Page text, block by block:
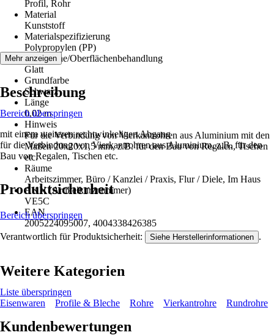
Profil, Rohr
Material
Kunststoff
Materialspezifizierung
Polypropylen (PP)
Oberfläche/Oberflächenbehandlung
Glatt
Grundfarbe
Schwarz
Länge
0,02 m
Hinweis
Für die Verbindung von Vierkantrohren aus Aluminium mit den
Maßen 20x20x1,5 mm, z.B. für den Bau von Regalen, Tischen
etc.
Räume
Arbeitszimmer, Büro / Kanzlei / Praxis, Flur / Diele, Im Haus
AKN (Artikelkurznummer)
VE5C
EAN
2005224095007, 4004338426385
Mehr anzeigen
Beschreibung
Bereich überspringen
mit einem weiteren rechtwinkeligen Abgang
für die Verbindung von Vierkantrohren aus Aluminium, z.B. für den
Bau von Regalen, Tischen etc.
Produktsicherheit
Bereich überspringen
Verantwortlich für Produktsicherheit: Siehe Herstellerinformationen .
Weitere Kategorien
Liste überspringen
Eisenwaren
Profile & Bleche Rohre Vierkantrohre Rundrohre
Kundenbewertungen